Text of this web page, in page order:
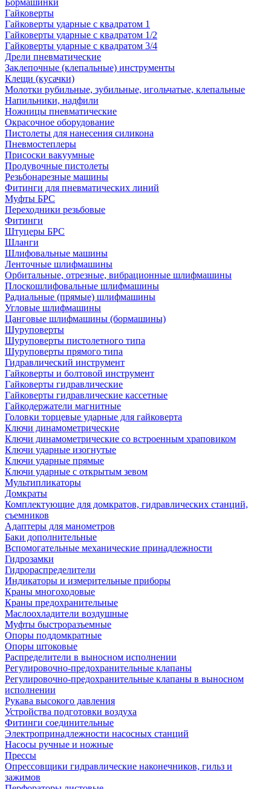
Бормашинки
Гайковерты
Гайковерты ударные с квадратом 1
Гайковерты ударные с квадратом 1/2
Гайковерты ударные с квадратом 3/4
Дрели пневматические
Заклепочные (клепальные) инструменты
Клещи (кусачки)
Молотки рубильные, зубильные, игольчатые, клепальные
Напильники, надфили
Ножницы пневматические
Окрасочное оборудование
Пистолеты для нанесения силикона
Пневмостеплеры
Присоски вакуумные
Продувочные пистолеты
Резьбонарезные машины
Фитинги для пневматических линий
Муфты БРС
Переходники резьбовые
Фитинги
Штуцеры БРС
Шланги
Шлифовальные машины
Ленточные шлифмашины
Орбитальные, отрезные, вибрационные шлифмашины
Плоскошлифовальные шлифмашины
Радиальные (прямые) шлифмашины
Угловые шлифмашины
Цанговые шлифмашины (бормашины)
Шуруповерты
Шуруповерты пистолетного типа
Шуруповерты прямого типа
Гидравлический инструмент
Гайковерты и болтовой инструмент
Гайковерты гидравлические
Гайковерты гидравлические кассетные
Гайкодержатели магнитные
Головки торцевые ударные для гайковерта
Ключи динамометрические
Ключи динамометрические со встроенным храповиком
Ключи ударные изогнутые
Ключи ударные прямые
Ключи ударные с открытым зевом
Мультипликаторы
Домкраты
Комплектующие для домкратов, гидравлических станций,
съемников
Адаптеры для манометров
Баки дополнительные
Вспомогательные механические принадлежности
Гидрозамки
Гидрораспределители
Индикаторы и измерительные приборы
Краны многоходовые
Краны предохранительные
Маслоохладители воздушные
Муфты быстроразъемные
Опоры поддомкратные
Опоры штоковые
Распределители в выносном исполнении
Регулировочно-предохранительные клапаны
Регулировочно-предохранительные клапаны в выносном
исполнении
Рукава высокого давления
Устройства подготовки воздуха
Фитинги соединительные
Электропринадлежности насосных станций
Насосы ручные и ножные
Прессы
Опрессовщики гидравлические наконечников, гильз и
зажимов